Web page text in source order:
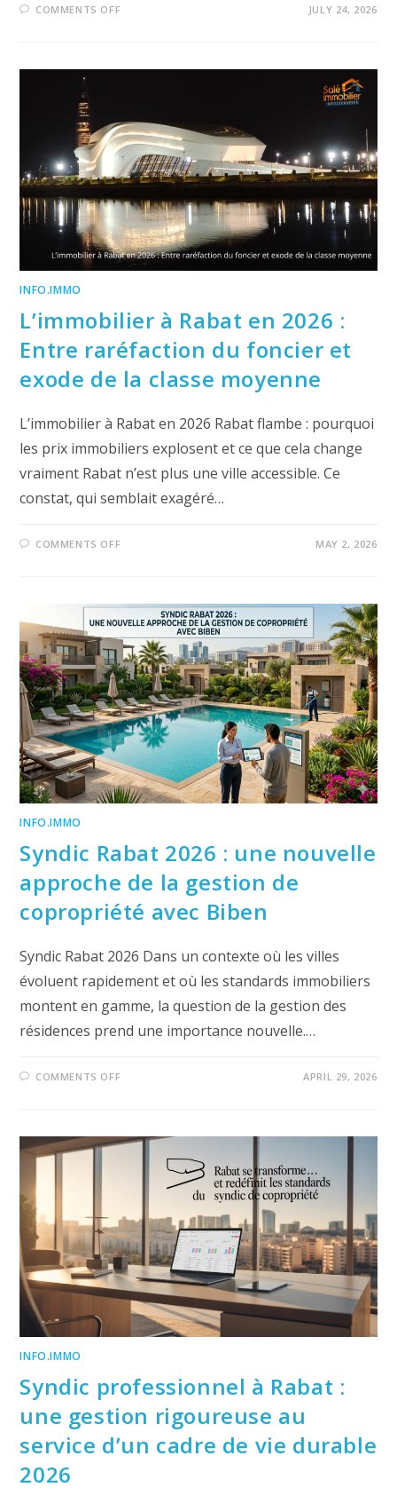
COMMENTS OFF
L’ORGANISATION
PLUS
QUE
LES
MOTS-
2026
JULY 24, 2026
INFO.IMMO
L’immobilier à Rabat en 2026 :
Entre raréfaction du foncier et
exode de la classe moyenne
L’immobilier à Rabat en 2026 Rabat flambe : pourquoi
les prix immobiliers explosent et ce que cela change
vraiment Rabat n’est plus une ville accessible. Ce
constat, qui semblait exagéré…
COMMENTS OFF
2026
:
ENTRE
RARÉFACTION
DU
FONCIER
ET
EXODE
DE
LA
CLASSE
MOYENNE
MAY 2, 2026
INFO.IMMO
Syndic Rabat 2026 : une nouvelle
approche de la gestion de
copropriété avec Biben
Syndic Rabat 2026 Dans un contexte où les villes
évoluent rapidement et où les standards immobiliers
montent en gamme, la question de la gestion des
résidences prend une importance nouvelle.…
COMMENTS OFF
UNE
NOUVELLE
APPROCHE
GESTION
COPROPRIÉTÉ
AVEC
BIBEN
APRIL 29, 2026
INFO.IMMO
Syndic professionnel à Rabat :
une gestion rigoureuse au
service d’un cadre de vie durable
2026